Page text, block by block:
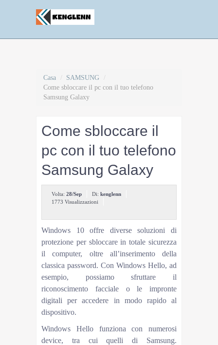
Casa / SAMSUNG /
Come sbloccare il pc con il tuo telefono
Samsung Galaxy
Come sbloccare il
pc con il tuo telefono
Samsung Galaxy
Volta: 28/Sep Di: kenglenn
1773 Visualizzazioni
Windows 10 offre diverse soluzioni di
protezione per sbloccare in totale sicurezza
il computer, oltre all’inserimento della
classica password. Con Windows Hello, ad
esempio, possiamo sfruttare il
riconoscimento facciale o le impronte
digitali per accedere in modo rapido al
dispositivo.
Windows Hello funziona con numerosi
device, tra cui quelli di Samsung.